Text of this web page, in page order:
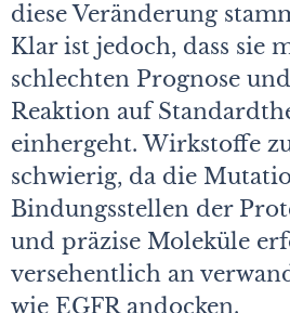
diese Veränderung
Klar ist jedoch, dass sie
schlechten Prognose
Reaktion auf
einhergeht. Wirkstoffe
schwierig, da die
Bindungsstellen der
und präzise Moleküle
versehentlich an
wie EGFR andocken.